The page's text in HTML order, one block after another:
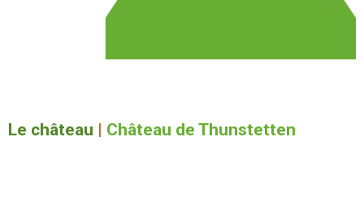
Le château | Château de Thunstetten